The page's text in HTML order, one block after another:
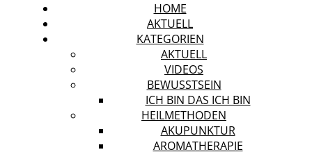
HOME
AKTUELL
KATEGORIEN
AKTUELL
VIDEOS
BEWUSSTSEIN
ICH BIN DAS ICH BIN
HEILMETHODEN
AKUPUNKTUR
AROMATHERAPIE